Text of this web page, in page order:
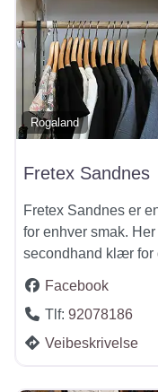
Rogaland
Fretex Sandnes
Fretex Sandnes er
for enhver smak.
secondhand klær for
Facebook
Tlf: 92078186
Veibeskrivelse